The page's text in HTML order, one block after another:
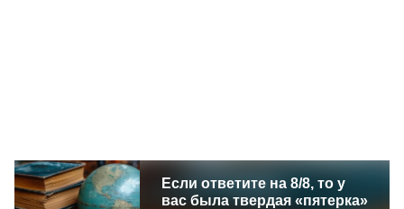
Если ответите на 8/8, то у
вас была твердая «пятерка»